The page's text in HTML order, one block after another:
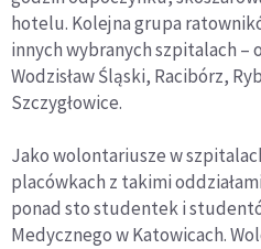
hotelu. Kolejna grupa
innych wybranych szpitalach
Wodzisław Śląski, Racibórz,
Szczygłowice.
Jako wolontariusze w
placówkach z takimi
ponad sto studentek i
Medycznego w Katowicach.